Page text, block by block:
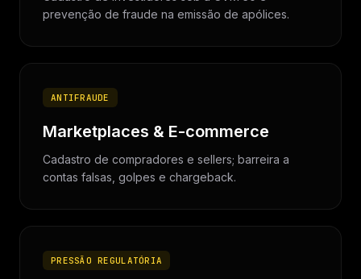
prevenção de fraude na emissão de apólices.
ANTIFRAUDE
Marketplaces & E-commerce
Cadastro de compradores e sellers; barreira a
contas falsas, golpes e chargeback.
PRESSÃO REGULATÓRIA